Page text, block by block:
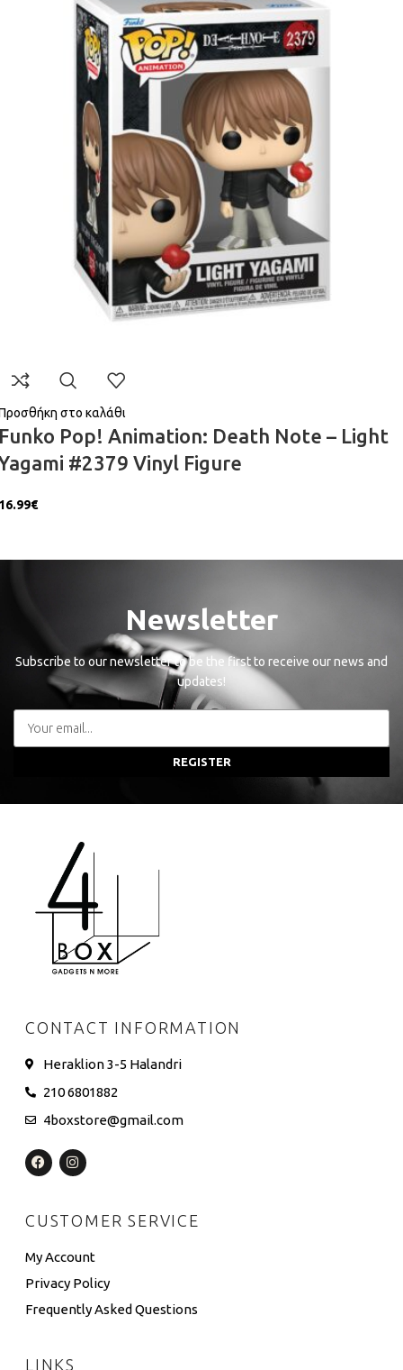
στο καλάθι
Pop! Animation: Death Note – Light
#2379 Vinyl Figure
€
Newsletter
Subscribe to our newsletter to be the first to receive our news and
updates!
REGISTER
CONTACT INFORMATION
Heraklion 3-5 Halandri
210 6801882
4boxstore@gmail.com
CUSTOMER SERVICE
My Account
Privacy Policy
Frequently Asked Questions
LINKS